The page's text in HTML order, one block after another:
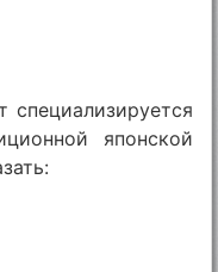
специализируется
японской